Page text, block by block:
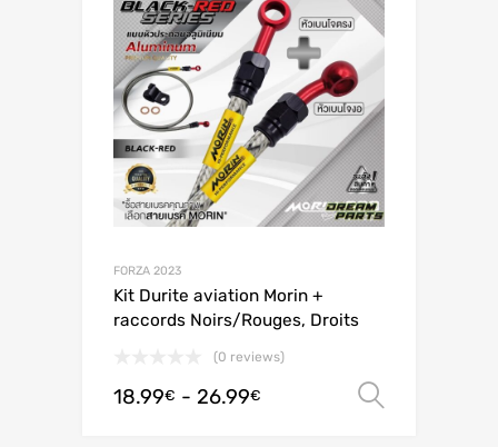
FORZA 2023
Kit Durite aviation Morin +
raccords Noirs/Rouges, Droits
(0 reviews)
18.99€ - 26.99€